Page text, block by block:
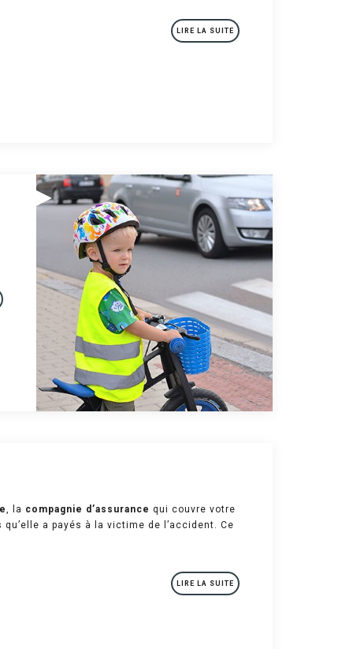
LIRE LA SUITE
, la compagnie d’assurance qui couvre votre
a payés à la victime de l’accident. Ce
LIRE LA SUITE